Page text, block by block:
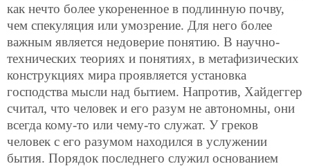
как нечто более укорененное в подлинную почву,
чем спекуляция или умозрение. Для него более
важным является недоверие понятию. В научно-
технических теориях и понятиях, в метафизических
конструкциях мира проявляется установка
господства мысли над бытием. Напротив, Хайдеггер
считал, что человек и его разум не автономны, они
всегда кому-то или чему-то служат. У греков
человек с его разумом находился в услужении
бытия. Порядок последнего служил основанием